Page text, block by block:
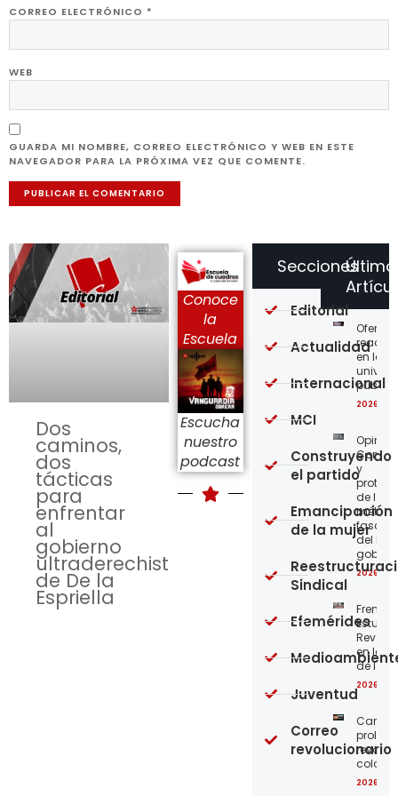
CORREO ELECTRÓNICO *
WEB
GUARDA MI NOMBRE, CORREO ELECTRÓNICO Y WEB EN ESTE
NAVEGADOR PARA LA PRÓXIMA VEZ QUE COMENTE.
Dos
caminos,
dos
tácticas
para
enfrentar
al
gobierno
ultraderechista
de De la
Espriella
Conoce
la
Escuela
Escucha
nuestro
podcast
en las
2026-
y
de los
del
2026-
Frente
en la
de los
2026-
Carta
2026-
Secciones
Editorial
Actualidad
Internacional
MCI
Construyendo
el partido
Emancipación
de la mujer
Sindical
Efemérides
Juventud
Correo
revolucionario